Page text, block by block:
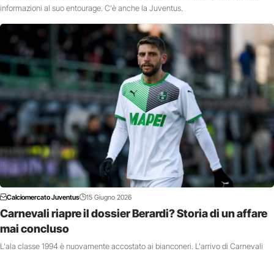
informazioni al suo entourage. C'è anche la Juventus.
Calciomercato Juventus 15 Giugno 2026
Carnevali riapre il dossier Berardi? Storia di un affare
mai concluso
L'ala classe 1994 è nuovamente accostato ai bianconeri. L'arrivo di Carnevali